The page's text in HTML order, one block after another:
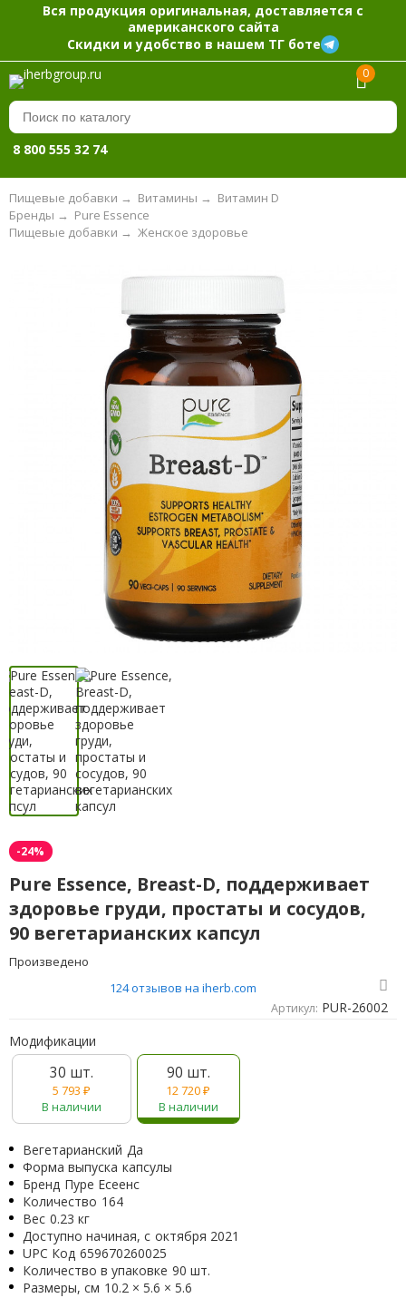
Вся продукция оригинальная, доставляется с
американского сайта
Скидки и удобство в нашем ТГ боте
0
8 800 555 32 74
Пищевые добавки → Витамины → Витамин D
Pure Essence
Бренды →
Женское здоровье
Пищевые добавки →
-24%
Pure Essence, Breast-D, поддерживает
здоровье груди, простаты и сосудов,
90 вегетарианских капсул
Произведено
124 отзывов на iherb.com
Артикул: PUR-26002
Модификации
30 шт.
5 793 ₽
В наличии
90 шт.
12 720₽
В наличии
Вегетарианский Да
Форма выпуска капсулы
Бренд Пуре Есеенс
Количество 164
Вес 0.23 кг
Доступно начиная, с октября 2021
UPC Код 659670260025
Количество в упаковке 90 шт.
Размеры, см 10.2 × 5.6 × 5.6